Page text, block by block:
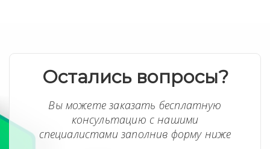
Остались вопросы?
Вы можете заказать бесплатную
консультацию с нашими
специалистами заполнив форму ниже